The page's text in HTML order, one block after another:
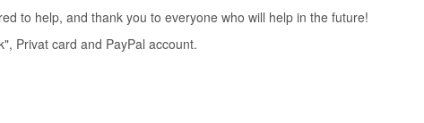
to help, and thank you to everyone who will help in the future!
Privat card and PayPal account.